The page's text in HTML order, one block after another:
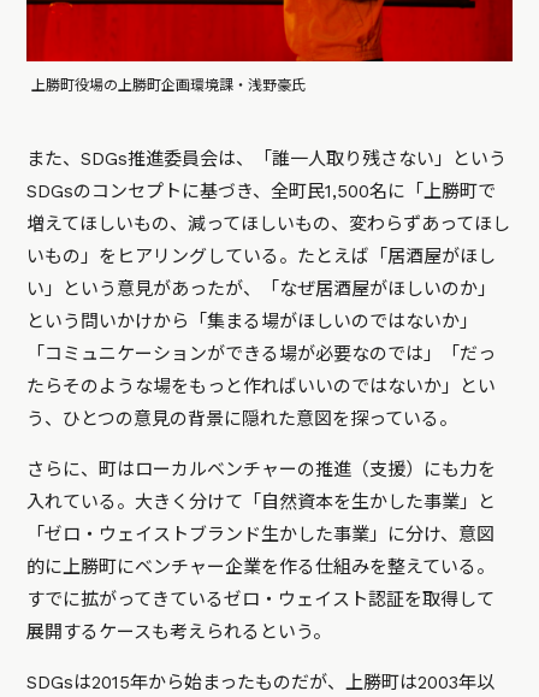
上勝町役場の上勝町企画環境課・浅野豪氏
また、SDGs推進委員会は、「誰一人取り残さない」という
SDGsのコンセプトに基づき、全町民1,500名に「上勝町で
増えてほしいもの、減ってほしいもの、変わらずあってほし
いもの」をヒアリングしている。たとえば「居酒屋がほし
い」という意見があったが、「なぜ居酒屋がほしいのか」
という問いかけから「集まる場がほしいのではないか」
「コミュニケーションができる場が必要なのでは」「だっ
たらそのような場をもっと作ればいいのではないか」とい
う、ひとつの意見の背景に隠れた意図を探っている。
さらに、町はローカルベンチャーの推進（支援）にも力を
入れている。大きく分けて「自然資本を生かした事業」と
「ゼロ・ウェイストブランド生かした事業」に分け、意図
的に上勝町にベンチャー企業を作る仕組みを整えている。
すでに拡がってきているゼロ・ウェイスト認証を取得して
展開するケースも考えられるという。
SDGsは2015年から始まったものだが、上勝町は2003年以